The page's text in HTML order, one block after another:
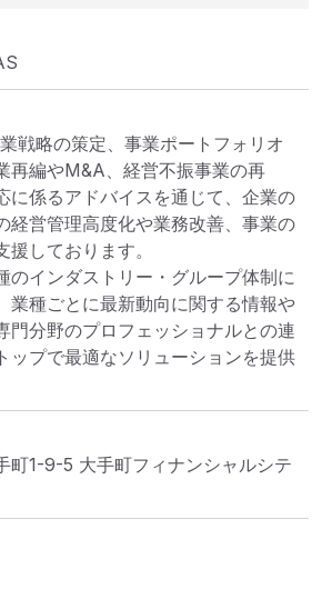
戦略の策定、事業ポートフォリオ
再編やM&A、経営不振事業の再
に係るアドバイスを通じて、企業の
経営管理高度化や業務改善、事業の
しております。
のインダストリー・グループ体制に
業種ごとに最新動向に関する情報や
門分野のプロフェッショナルとの連
ップで最適なソリューションを提供
町1-9-5 大手町フィナンシャルシテ